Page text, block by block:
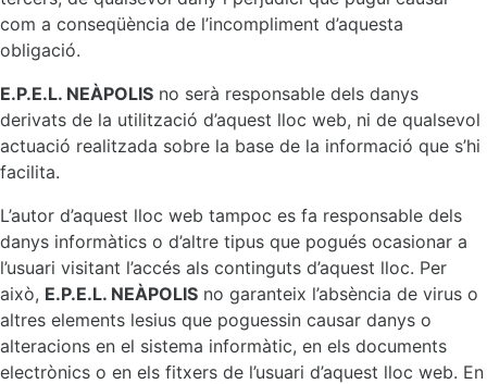
com a conseqüència de l’incompliment d’aquesta
obligació.
E.P.E.L. NEÀPOLIS no serà responsable dels danys
derivats de la utilització d’aquest lloc web, ni de qualsevol
actuació realitzada sobre la base de la informació que s’hi
facilita.
L’autor d’aquest lloc web tampoc es fa responsable dels
danys informàtics o d’altre tipus que pogués ocasionar a
l’usuari visitant l’accés als continguts d’aquest lloc. Per
això, E.P.E.L. NEÀPOLIS no garanteix l’absència de virus o
altres elements lesius que poguessin causar danys o
alteracions en el sistema informàtic, en els documents
electrònics o en els fitxers de l’usuari d’aquest lloc web. En